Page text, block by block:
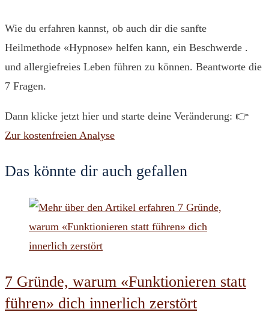
Wie du erfahren kannst, ob auch dir die sanfte
Heilmethode «Hypnose» helfen kann, ein Beschwerde .
und allergiefreies Leben führen zu können. Beantworte die
7 Fragen.
Dann klicke jetzt hier und starte deine Veränderung: 👉
Zur kostenfreien Analyse
Das könnte dir auch gefallen
7 Gründe, warum «Funktionieren statt
führen» dich innerlich zerstört